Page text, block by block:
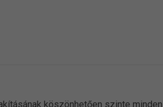
köszönhetően szinte minden